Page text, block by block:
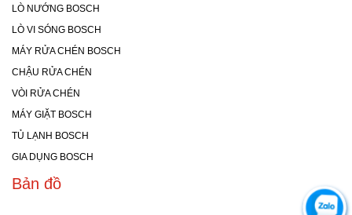
LÒ NƯỚNG BOSCH
LÒ VI SÓNG BOSCH
MÁY RỬA CHÉN BOSCH
CHẬU RỬA CHÉN
VÒI RỬA CHÉN
MÁY GIẶT BOSCH
TỦ LẠNH BOSCH
GIA DỤNG BOSCH
Bản đồ